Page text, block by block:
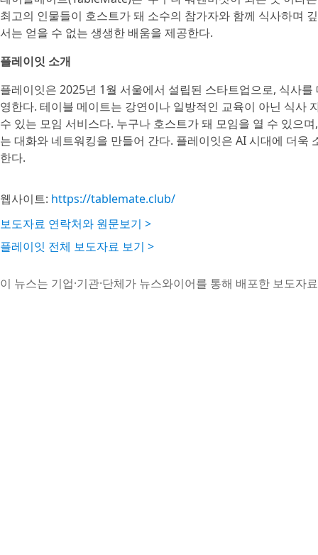
최고의 인물들이 호스트가 돼 소수의 참가자와 함께 식사하며
서는 얻을 수 없는 생생한 배움을 제공한다.
플레이잇 소개
플레이잇은 2025년 1월 서울에서 설립된 스타트업으로, 식사
영한다. 테이블 메이트는 강연이나 일방적인 교육이 아닌 식사
수 있는 모임 서비스다. 누구나 호스트가 돼 모임을 열 수 있으
는 대화와 네트워킹을 만들어 간다. 플레이잇은 AI 시대에 더
한다.
웹사이트: https://tablemate.club/
보도자료 연락처와 원문보기 >
플레이잇 전체 보도자료 보기 >
이 뉴스는 기업·기관·단체가 뉴스와이어를 통해 배포한 보도자